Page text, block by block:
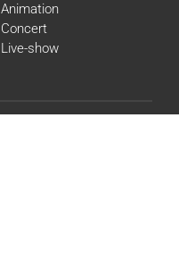
Animation
Concert
Live-show